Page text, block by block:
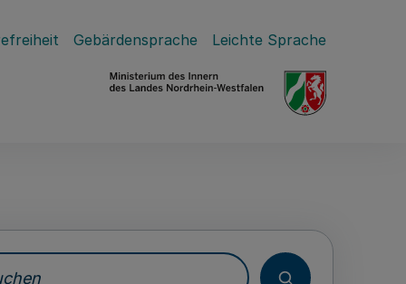
Gebärdensprache Leichte Sprache